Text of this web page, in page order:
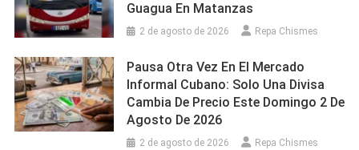
Guagua En Matanzas
2 de agosto de 2026 Repa Chismes
Pausa Otra Vez En El Mercado
Informal Cubano: Solo Una Divisa
Cambia De Precio Este Domingo 2 De
Agosto De 2026
2 de agosto de 2026 Repa Chismes